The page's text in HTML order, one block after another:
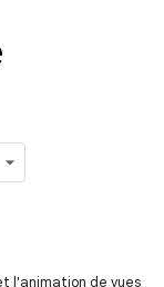
l'animation de vues